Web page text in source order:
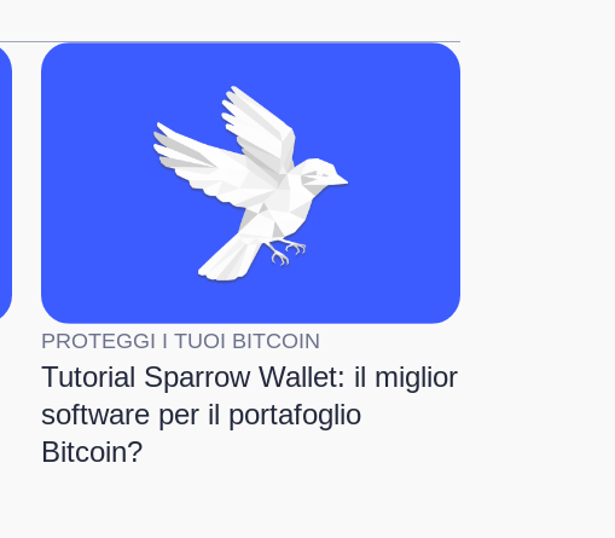
PROTEGGI I TUOI BITCOIN
Tutorial Sparrow Wallet: il miglior
software per il portafoglio
Bitcoin?